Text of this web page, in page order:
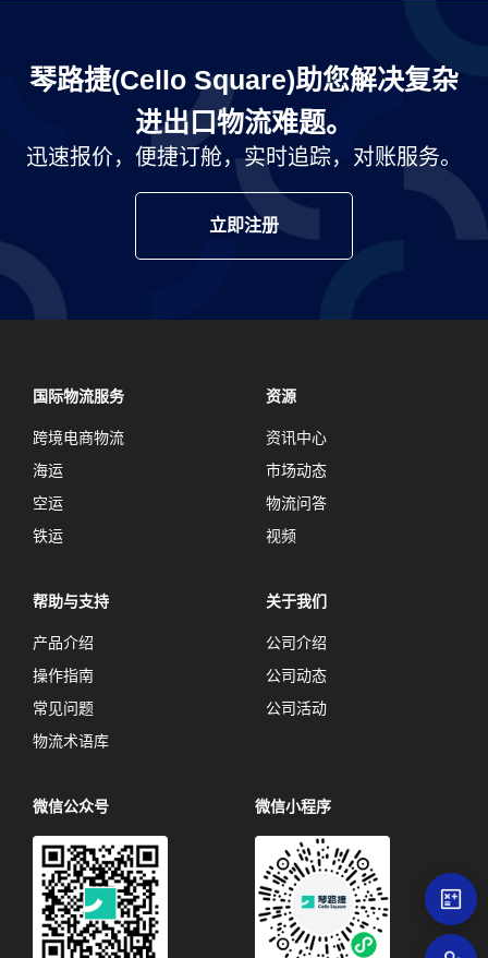
琴路捷(Cello Square)助您解决复杂
进出口物流难题。
迅速报价，便捷订舱，实时追踪，对账服务。
立即注册
国际物流服务
跨境电商物流
海运
空运
铁运
资源
资讯中心
市场动态
物流问答
视频
帮助与支持
产品介绍
操作指南
常见问题
物流术语库
关于我们
公司介绍
公司动态
公司活动
微信公众号 微信小程序